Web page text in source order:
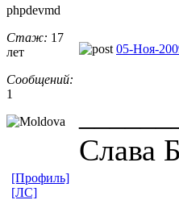
phpdevmd
Стаж: 17
лет
Сообщений:
1
05-Ноя-
Слава
[Профиль]
[ЛС]